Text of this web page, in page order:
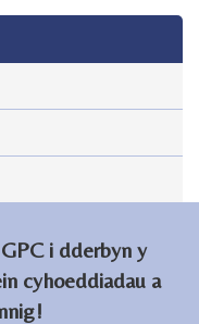
i dderbyn y
cyhoeddiadau a